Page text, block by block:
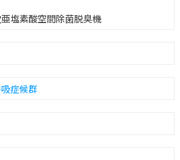
塩素酸空間除菌脱臭機
症候群